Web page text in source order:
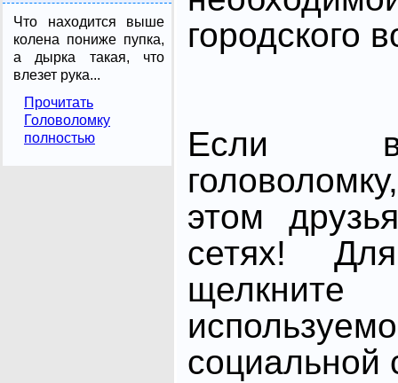
Что находится выше
колена пониже пупка,
а дырка такая, что
влезет рука...
Прочитать
Головоломку
полностью
городского
Если
этом
сетях!
социальной